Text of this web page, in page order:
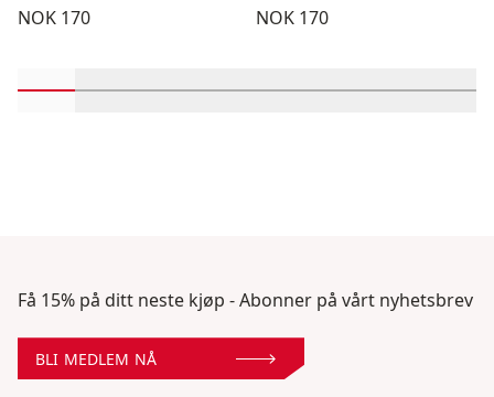
Pris:
NOK 170
Pris:
NOK 170
Få 15% på ditt neste kjøp - Abonner på vårt nyhetsbrev
BLI MEDLEM NÅ